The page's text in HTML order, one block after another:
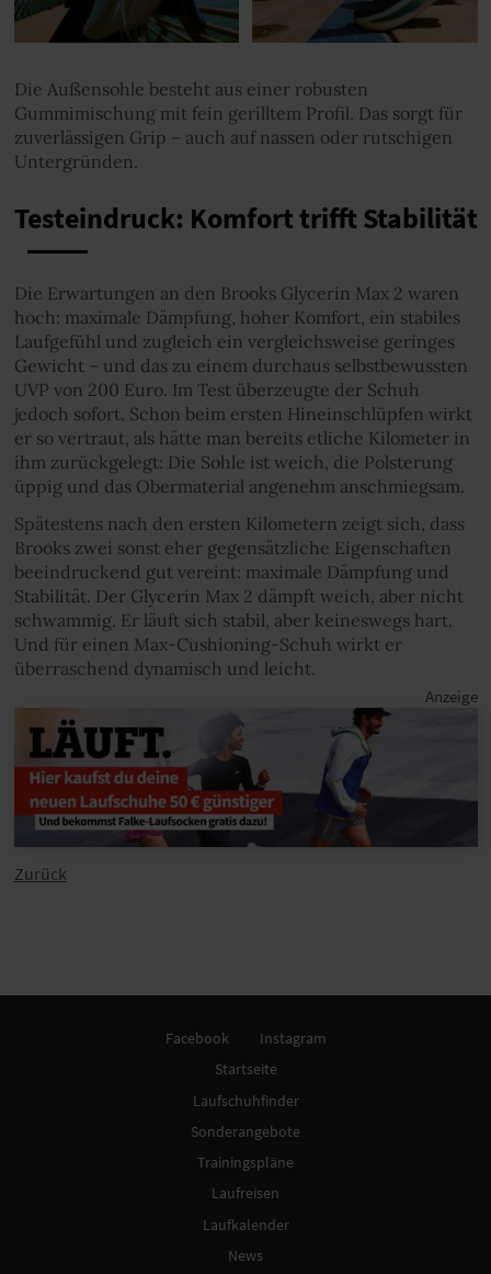
Die Außensohle besteht aus einer robusten
Gummimischung mit fein gerilltem Profil. Das sorgt für
zuverlässigen Grip – auch auf nassen oder rutschigen
Untergründen.
Testeindruck: Komfort trifft Stabilität
Die Erwartungen an den Brooks Glycerin Max 2 waren
hoch: maximale Dämpfung, hoher Komfort, ein stabiles
Laufgefühl und zugleich ein vergleichsweise geringes
Gewicht – und das zu einem durchaus selbstbewussten
UVP von 200 Euro. Im Test überzeugte der Schuh
jedoch sofort. Schon beim ersten Hineinschlüpfen wirkt
er so vertraut, als hätte man bereits etliche Kilometer in
ihm zurückgelegt: Die Sohle ist weich, die Polsterung
üppig und das Obermaterial angenehm anschmiegsam.
Spätestens nach den ersten Kilometern zeigt sich, dass
Brooks zwei sonst eher gegensätzliche Eigenschaften
beeindruckend gut vereint: maximale Dämpfung und
Stabilität. Der Glycerin Max 2 dämpft weich, aber nicht
schwammig. Er läuft sich stabil, aber keineswegs hart.
Und für einen Max-Cushioning-Schuh wirkt er
überraschend dynamisch und leicht.
Zurück
Facebook
Instagram
Startseite
Laufschuhfinder
Sonderangebote
Trainingspläne
Laufreisen
Laufkalender
News